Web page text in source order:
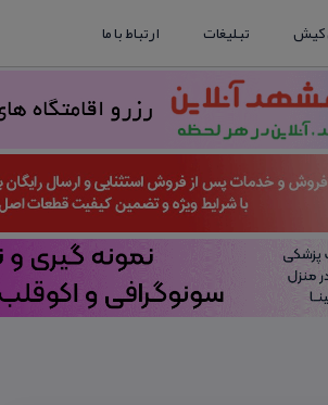
کیش تبلیغات ارتباط با ما